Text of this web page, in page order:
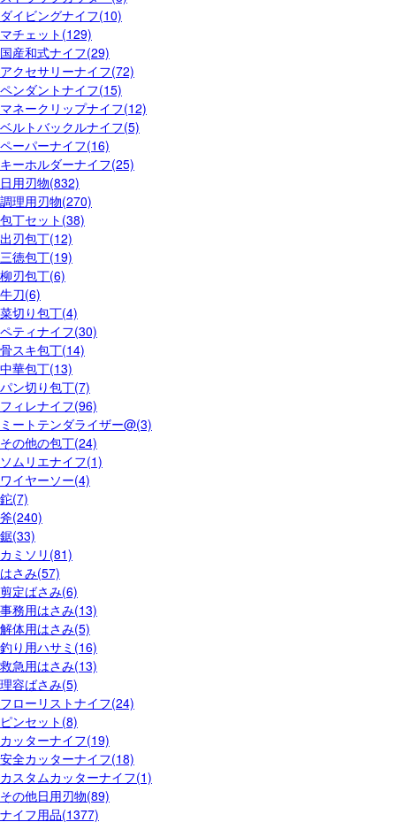
ダイビングナイフ(10)
マチェット(129)
国産和式ナイフ(29)
アクセサリーナイフ(72)
ペンダントナイフ(15)
マネークリップナイフ(12)
ベルトバックルナイフ(5)
ペーパーナイフ(16)
キーホルダーナイフ(25)
日用刃物(832)
調理用刃物(270)
包丁セット(38)
出刃包丁(12)
三徳包丁(19)
柳刃包丁(6)
牛刀(6)
菜切り包丁(4)
ペティナイフ(30)
骨スキ包丁(14)
中華包丁(13)
パン切り包丁(7)
フィレナイフ(96)
ミートテンダライザー@(3)
その他の包丁(24)
ソムリエナイフ(1)
ワイヤーソー(4)
鉈(7)
斧(240)
鋸(33)
カミソリ(81)
はさみ(57)
剪定ばさみ(6)
事務用はさみ(13)
解体用はさみ(5)
釣り用ハサミ(16)
救急用はさみ(13)
理容ばさみ(5)
フローリストナイフ(24)
ピンセット(8)
カッターナイフ(19)
安全カッターナイフ(18)
カスタムカッターナイフ(1)
その他日用刃物(89)
ナイフ用品(1377)